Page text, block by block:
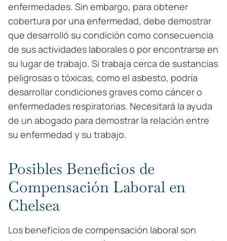
enfermedades. Sin embargo, para obtener
cobertura por una enfermedad, debe demostrar
que desarrolló su condición como consecuencia
de sus actividades laborales o por encontrarse en
su lugar de trabajo. Si trabaja cerca de sustancias
peligrosas o tóxicas, como el asbesto, podría
desarrollar condiciones graves como cáncer o
enfermedades respiratorias. Necesitará la ayuda
de un abogado para demostrar la relación entre
su enfermedad y su trabajo.
Posibles Beneficios de
Compensación Laboral en
Chelsea
Los beneficios de compensación laboral son